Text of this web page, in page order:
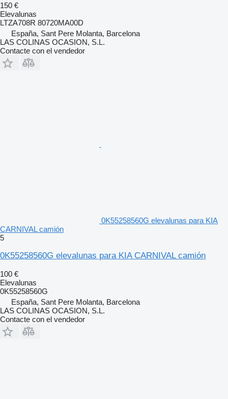
150 €
Elevalunas
LTZA708R 80720MA00D
España, Sant Pere Molanta, Barcelona
LAS COLINAS OCASION, S.L.
Contacte con el vendedor
0K55258560G elevalunas para KIA
CARNIVAL camión
5
0K55258560G elevalunas para KIA CARNIVAL camión
100 €
Elevalunas
0K55258560G
España, Sant Pere Molanta, Barcelona
LAS COLINAS OCASION, S.L.
Contacte con el vendedor